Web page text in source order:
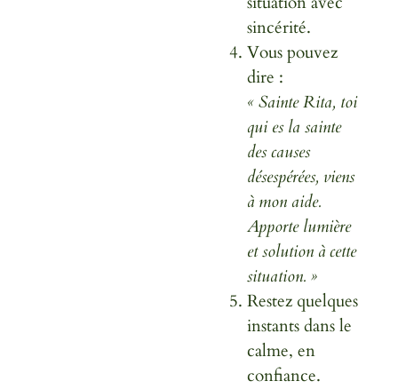
sincérité.
Vous pouvez
dire :
« Sainte Rita, toi
qui es la sainte
des causes
désespérées, viens
à mon aide.
Apporte lumière
et solution à cette
situation. »
Restez quelques
instants dans le
calme, en
confiance.